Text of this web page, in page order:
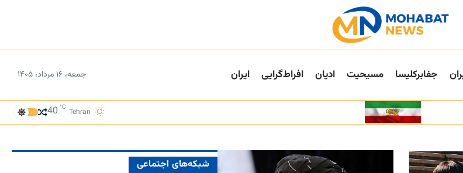
جفا‌بر‌کلیسا مسیحیت ادیان افراط‌گرایی ایران جمعه، ۱۶ مرداد، ۱۴۰۵
Tehran
40 °C
شبکه‌های اجتماعی